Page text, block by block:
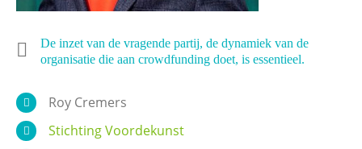
De inzet van de vragende partij, de dynamiek van de
organisatie die aan crowdfunding doet, is essentieel.
Roy Cremers
Stichting Voordekunst